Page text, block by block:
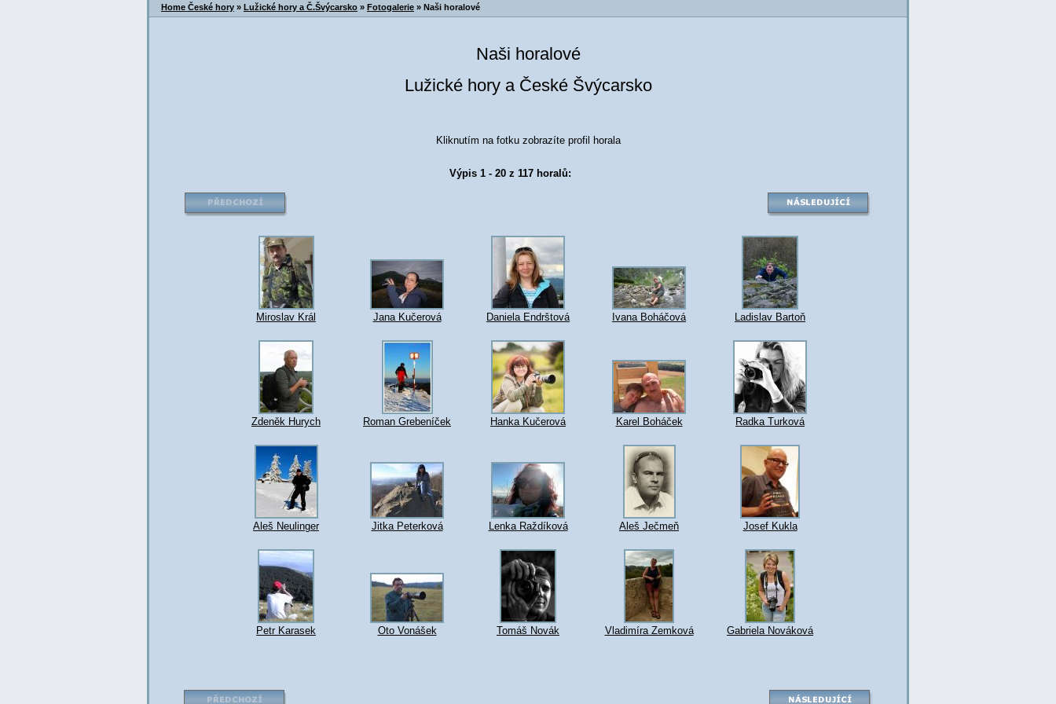
Home České hory » Lužické hory a Č.Švýcarsko » Fotogalerie » Naši horalové
Naši horalové
Lužické hory a České Švýcarsko
Kliknutím na fotku zobrazíte profil horala
Výpis 1 - 20 z 117 horalů:
Miroslav Král Jana Kučerová Daniela Endrštová Ivana Boháčová Ladislav Bartoň
Zdeněk Hurych Roman Grebeníček Hanka Kučerová Karel Boháček Radka Turková
Aleš Neulinger Jitka Peterková Lenka Raždíková Aleš Ječmeň Josef Kukla
Petr Karasek Oto Vonášek Tomáš Novák Vladimíra Zemková Gabriela Nováková